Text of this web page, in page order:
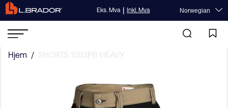
Eks. Mva | Inkl. Mva Norwegian
Hjem / SHORTS 1053PB HEAVY